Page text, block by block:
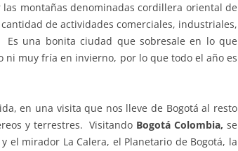
montañas denominadas cordillera oriental de
de actividades comerciales, industriales,
una bonita ciudad que sobresale en lo que
ni muy fría en invierno, por lo que todo el año es
en una visita que nos lleve de Bogotá al resto
y terrestres. Visitando Bogotá Colombia,se
mirador La Calera, el Planetario de Bogotá, la